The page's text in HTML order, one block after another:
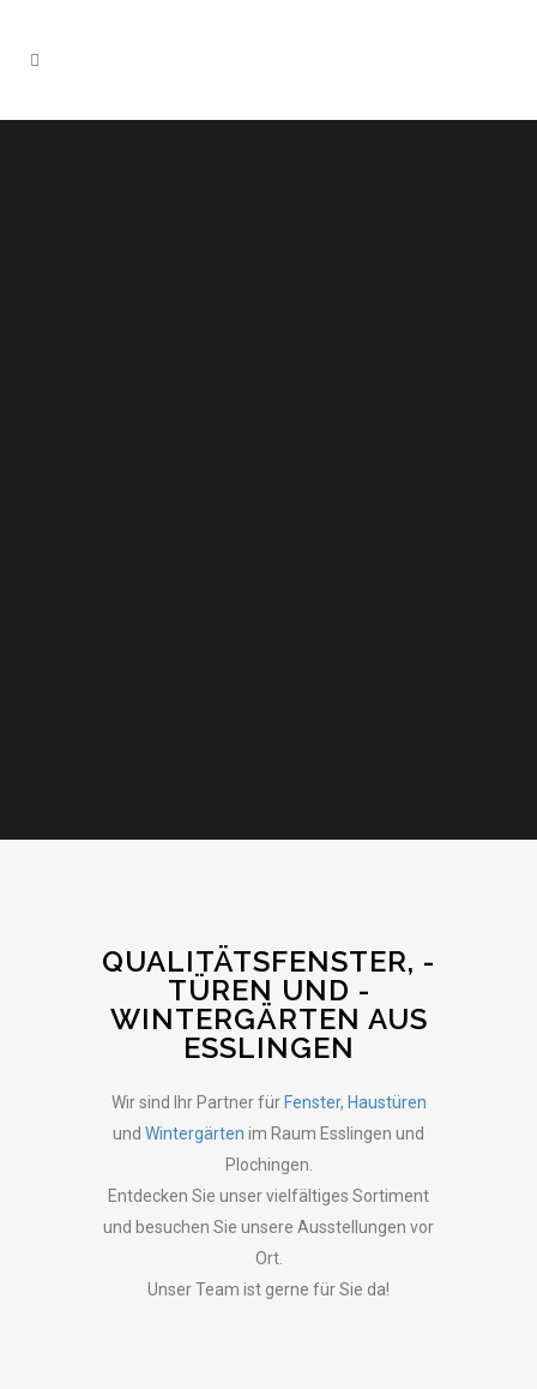
QUALITÄTSFENSTER, -
TÜREN UND -
WINTERGÄRTEN AUS
ESSLINGEN
Wir sind Ihr Partner für Fenster, Haustüren
und Wintergärten im Raum Esslingen und
Plochingen.
Entdecken Sie unser vielfältiges Sortiment
und besuchen Sie unsere Ausstellungen vor
Ort.
Unser Team ist gerne für Sie da!